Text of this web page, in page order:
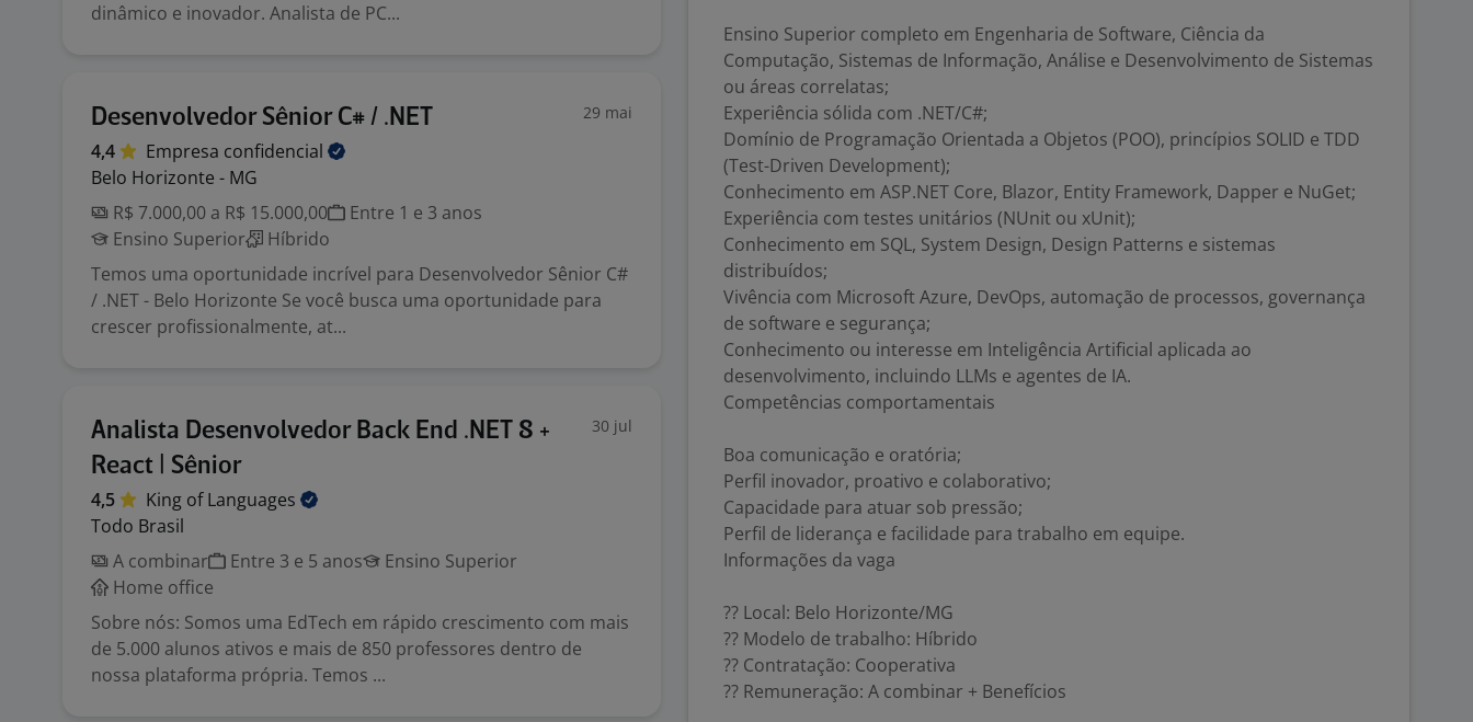
dinâmico e inovador. Analista de PC...
Desenvolvedor Sênior C# / .NET 29 mai
4,4 Empresa confidencial
Belo Horizonte - MG
R$ 7.000,00 a R$ 15.000,00
Entre 1 e 3 anos
Ensino Superior
Híbrido
Temos uma oportunidade incrível para Desenvolvedor Sênior C#
/ .NET - Belo Horizonte Se você busca uma oportunidade para
crescer profissionalmente, at...
Analista Desenvolvedor Back End .NET 8 +
React | Sênior
30 jul
4,5 King ofLanguages
Todo Brasil
A combinar
Entre 3 e 5 anos
Ensino Superior
Home office
Sobre nós: Somos uma EdTech em rápido crescimento com mais
de 5.000 alunos ativos e mais de 850 professores dentro de
nossa plataforma própria. Temos ...
Ensino Superior completo em Engenharia de Software, Ciência da
Computação, Sistemas de Informação, Análise e Desenvolvimento de Sistemas
ou áreas correlatas;
Experiência sólida com .NET/C#;
Domínio de Programação Orientada a Objetos (POO), princípios SOLID e TDD
(Test-Driven Development);
Conhecimento em ASP.NET Core, Blazor, Entity Framework, Dapper e NuGet;
Experiência com testes unitários (NUnit ou xUnit);
Conhecimento em SQL, System Design, Design Patterns e sistemas
distribuídos;
Vivência com Microsoft Azure, DevOps, automação de processos, governança
de software e segurança;
Conhecimento ou interesse em Inteligência Artificial aplicada ao
desenvolvimento, incluindo LLMs e agentes de IA.
Competências comportamentais
Boa comunicação e oratória;
Perfil inovador, proativo e colaborativo;
Capacidade para atuar sob pressão;
Perfil de liderança e facilidade para trabalho em equipe.
Informações da vaga
?? Local: Belo Horizonte/MG
?? Modelo de trabalho: Híbrido
?? Contratação: Cooperativa
?? Remuneração: A combinar + Benefícios